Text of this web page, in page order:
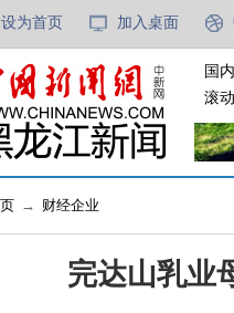
设为首页 加入桌面
国内
滚动
→ 财经企业
完达山乳业